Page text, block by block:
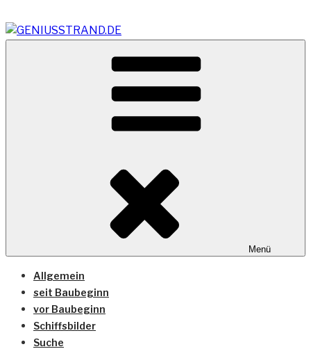
Inhalt
springen
GENIUSSTRAND.DE
Vom Geniusstrand zum JadeWeserPort/Container
Terminal Wilhelmshaven
Menü
Allgemein
seit Baubeginn
vor Baubeginn
Schiffsbilder
Suche